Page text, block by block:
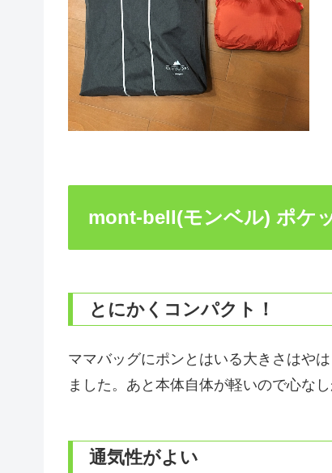
mont-bell(モンベル) ポケ
とにかくコンパクト！
ママバッグにポンとはいる大きさはや
ました。あと本体自体が軽いので心な
通気性がよい